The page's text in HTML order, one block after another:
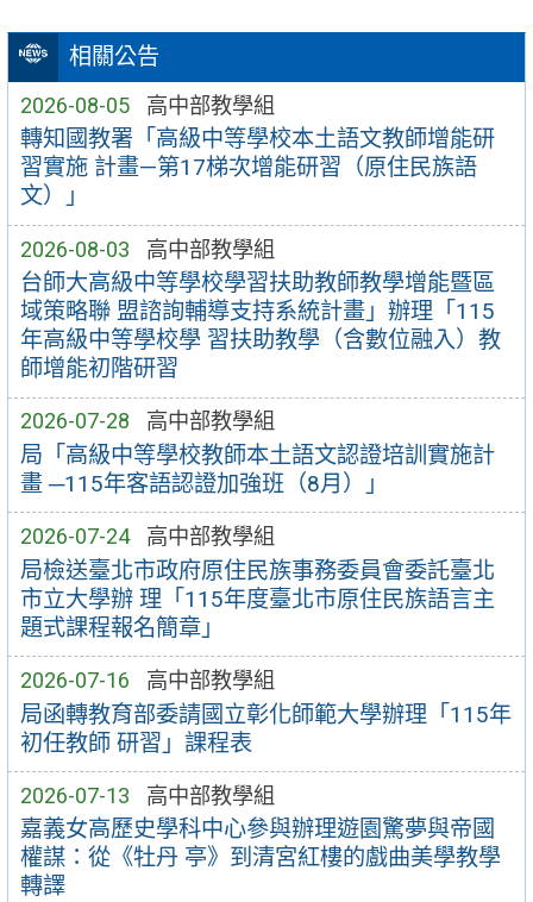
相關公告
2026-08-05 高中部教學組
轉知國教署「高級中等學校本土語文教師增能研
習實施 計畫—第17梯次增能研習（原住民族語
文）」
2026-08-03 高中部教學組
台師大高級中等學校學習扶助教師教學增能暨區
域策略聯 盟諮詢輔導支持系統計畫」辦理「115
年高級中等學校學 習扶助教學（含數位融入）教
師增能初階研習
2026-07-28 高中部教學組
局「高級中等學校教師本土語文認證培訓實施計
畫 ─115年客語認證加強班（8月）」
2026-07-24 高中部教學組
局檢送臺北市政府原住民族事務委員會委託臺北
市立大學辦 理「115年度臺北市原住民族語言主
題式課程報名簡章」
2026-07-16 高中部教學組
局函轉教育部委請國立彰化師範大學辦理「115年
初任教師 研習」課程表
2026-07-13 高中部教學組
嘉義女高歷史學科中心參與辦理遊園驚夢與帝國
權謀：從《牡丹 亭》到清宮紅樓的戲曲美學教學
轉譯